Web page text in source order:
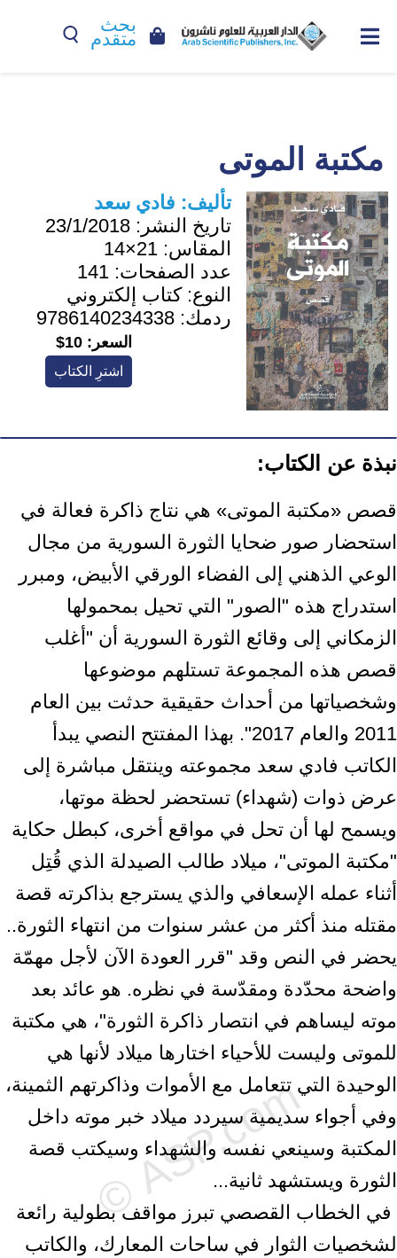
بحث
متقدم
مكتبة الموتى
تأليف: فادي سعد
تاريخ النشر: 23/1/2018
المقاس: 21×14
عدد الصفحات: 141
النوع:كتاب إلكتروني
ردمك: 9786140234338
السعر: 10$
اشترِ الكتاب
نبذة عن الكتاب:
قصص «مكتبة الموتى» هي نتاج ذاكرة فعالة في
استحضار صور ضحايا الثورة السورية ‏من مجال
الوعي الذهني إلى الفضاء الورقي الأبيض، ومبرر
استدراج هذه "الصور" التي ‏تحيل بمحمولها
الزمكاني إلى وقائع الثورة السورية أن "أغلب
قصص هذه المجموعة ‏تستلهم موضوعها
وشخصياتها من أحداث حقيقية حدثت بين العام
2011 والعام 2017". ‏بهذا المفتتح النصي يبدأ
الكاتب فادي سعد مجموعته وينتقل مباشرة إلى
عرض ذوات ‏‏(شهداء) تستحضر لحظة موتها،
ويسمح لها أن تحل في مواقع أخرى، كبطل حكاية
"مكتبة ‏الموتى"، ميلاد طالب الصيدلة الذي قُتِل
أثناء عمله الإسعافي والذي يسترجع بذاكرته قصة
‏مقتله منذ أكثر من عشر سنوات من انتهاء الثورة..
يحضر في النص وقد "قرر العودة ‏الآن لأجل مهمّة
واضحة محدّدة ومقدّسة في نظره. هو عائد بعد
موته ليساهم في انتصار ‏ذاكرة الثورة"، هي مكتبة
للموتى وليست للأحياء اختارها ميلاد لأنها هي
الوحيدة التي ‏تتعامل مع الأموات وذاكرتهم الثمينة،
وفي أجواء سديمية سيردد ميلاد خبر موته داخل
‏المكتبة وسينعي نفسه والشهداء وسيكتب قصة
الثورة ويستشهد ثانية...‏ ‎
‎ في الخطاب القصصي تبرز مواقف بطولية رائعة
لشخصيات الثوار في ساحات المعارك، ‏والكاتب